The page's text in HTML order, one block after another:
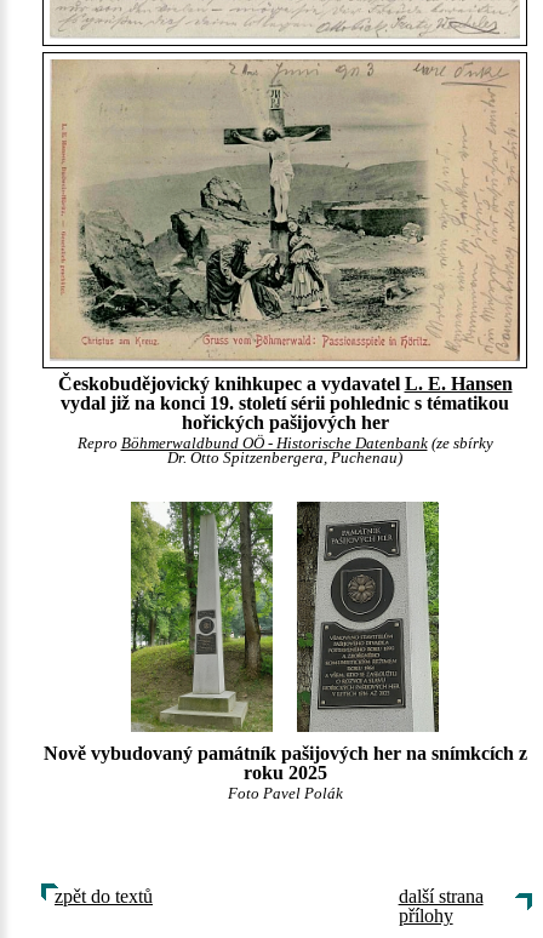
Českobudějovický knihkupec a vydavatel L. E. Hansen
vydal již na konci 19. století sérii pohlednic s tématikou
hořických pašijových her
Repro Böhmerwaldbund OÖ - Historische Datenbank(ze sbírky
Dr. Otto Spitzenbergera, Puchenau)
Nově vybudovaný památník pašijových her na snímkcích z
roku 2025
Foto Pavel Polák
zpět do textů
další strana
přílohy